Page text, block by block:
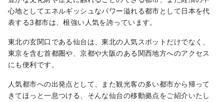
心地としてエネルギッシュなパワー溢れる都市として日本を代
表する3都市は、根強い人気を誇っています。
東北の玄関口である仙台は、東北の人気スポットだけでなく、
東京を含む首都圏や、京都や大阪のある関西地方へのアクセス
にも便利です。
人気都市への出発点として、また観光客の多い都市から帰って
きてほっと一息つける、そんな仙台の移動拠点をご紹介いたし